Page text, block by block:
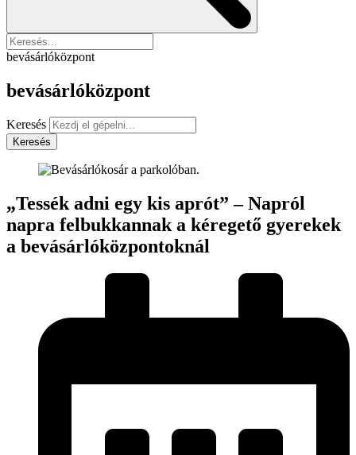
bevásárlóközpont
bevásárlóközpont
Keresés
Keresés
„Tessék adni egy kis aprót” – Napról
napra felbukkannak a kéregető gyerekek
a bevásárlóközpontoknál